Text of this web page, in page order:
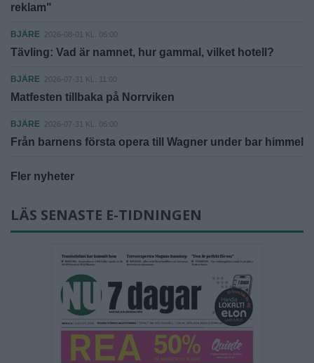
reklam"
BJÄRE 2026-08-01 KL. 06:00
Tävling: Vad är namnet, hur gammal, vilket hotell?
BJÄRE 2026-07-31 KL. 11:00
Matfesten tillbaka på Norrviken
BJÄRE 2026-07-31 KL. 06:00
Från barnens första opera till Wagner under bar himmel
Fler nyheter
LÄS SENASTE E-TIDNINGEN